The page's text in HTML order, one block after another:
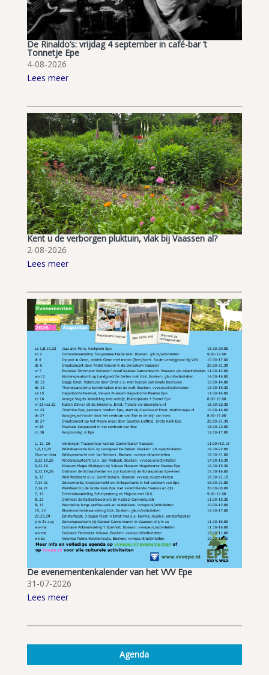
De Rinaldo’s: vrijdag 4 september in café-bar ’t
Tonnetje Epe
4-08-2026
Lees meer
Kent u de verborgen pluktuin, vlak bij Vaassen al?
2-08-2026
Lees meer
De evenementenkalender van het VVV Epe
31-07-2026
Lees meer
Agenda